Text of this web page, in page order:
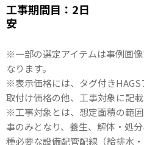
工事期間目
安
：2日
※一部の選定アイテムは事例画
なります。
※表示価格には、タグ付きHAGS
取付け価格の他、工事対象に記
※工事対象とは、想定面積の範
事のみとなり、養生、解体・処
種必要な設備配管配線（給排水